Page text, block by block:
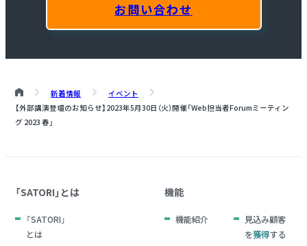
お問い合わせ
新着情報
イベント
【外部講演登壇のお知らせ】 2023年5月30日（火）開催「Web担当者Forumミーティン
グ 2023 春」
「SATORI」とは
「SATORI」
とは
機能
機能紹介
見込み顧客
を獲得する